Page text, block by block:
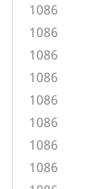
1086
1086
1086
1086
1086
1086
1086
1086